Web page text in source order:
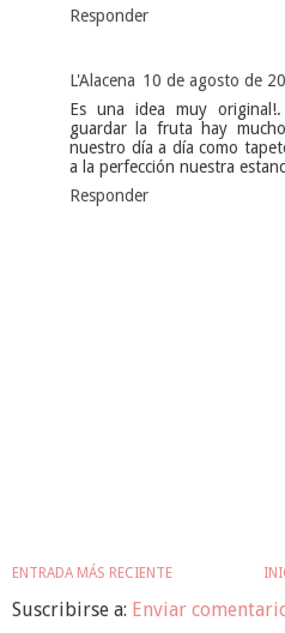
Responder
L'Alacena 10 de agosto de
Es una idea muy
guardar la fruta hay
nuestro día a día como
a la perfección nuestra
Responder
ENTRADA MÁS RECIENTE
Suscribirse a: Enviar